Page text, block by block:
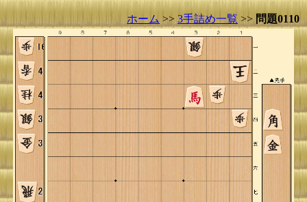
ホーム >> 3手詰め一覧 >> 問題0110